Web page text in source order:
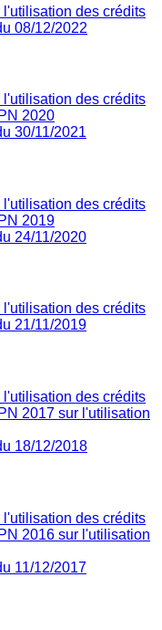
des crédits
08/12/2022
des crédits
2020
30/11/2021
des crédits
2019
24/11/2020
des crédits
21/11/2019
des crédits
2017 sur l'utilisation
18/12/2018
des crédits
2016 sur l'utilisation
11/12/2017